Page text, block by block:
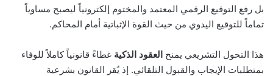
بل رفع التوقيع الرقمي المعتمد والمختوم إلكترونياً ليصبح مساوياً
تماماً للتوقيع اليدوي من حيث القوة الإثباتية أمام المحاكم.
هذا التحول التشريعي يمنح العقود الذكية غطاءً قانونياً كاملاً للوفاء
بمتطلبات الإيجاب والقبول التلقائي. إذ يُقر القانون بشرعية